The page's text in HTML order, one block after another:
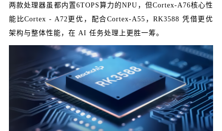
两款处理器虽都内置6TOPS算力的NPU，但Cortex-A76核心性
能比Cortex - A72更优，配合Cortex-A55，RK3588 凭借更优
架构与整体性能，在 AI 任务处理上更胜一筹。